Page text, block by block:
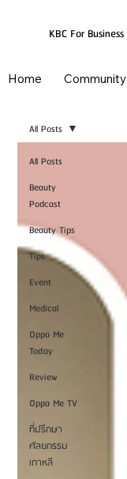
KBC For Business
Home Community
All Posts
Beauty
Podcast
Beauty Tips
Tips
Event
Medical
Oppa Me
Today
Review
Oppa Me TV
ที่ปรึกษา
ศัลยกรรม
เกาหลี
All Posts